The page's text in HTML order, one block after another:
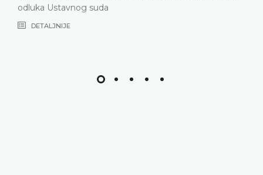
Ustavnog suda